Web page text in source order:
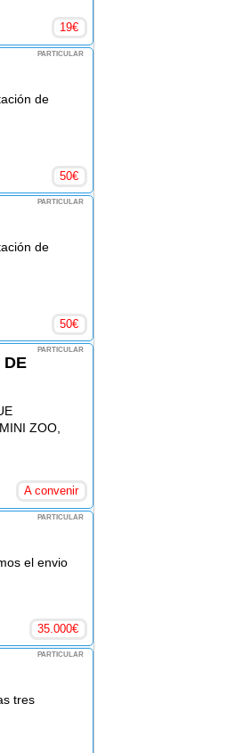
19€
PARTICULAR
de
50€
PARTICULAR
de
50€
PARTICULAR
DE
ZOO,
A convenir
PARTICULAR
el envio
35.000€
PARTICULAR
tres